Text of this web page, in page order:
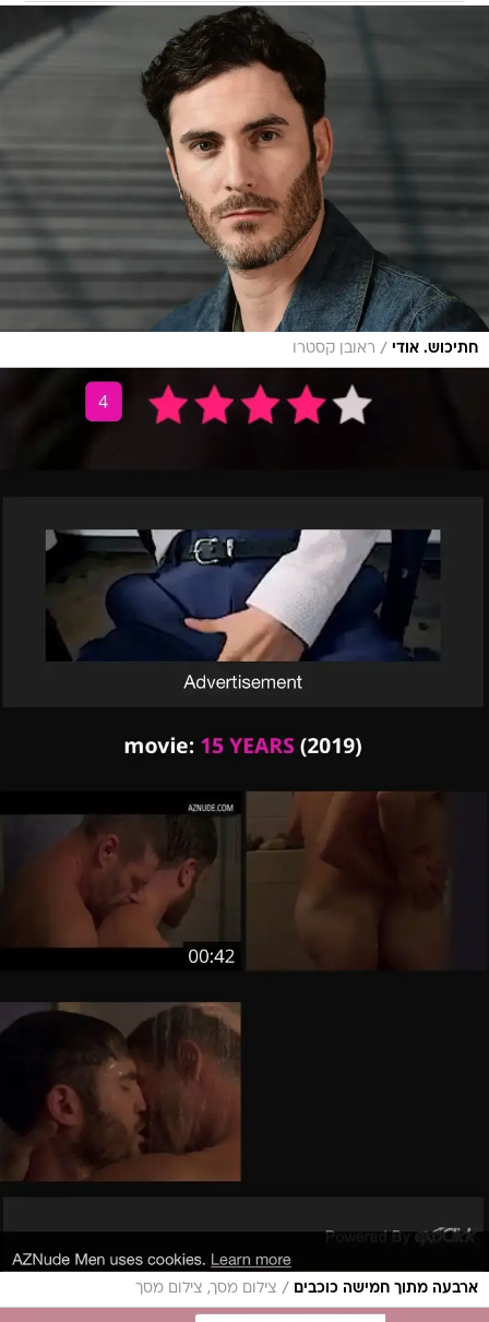
חתיכוש. אודי / ראובן קסטרו
ארבעה מתוך חמישה כוכבים / צילום מסך, צילום מסך